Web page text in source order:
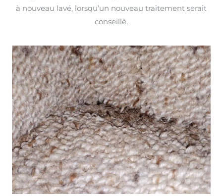
à nouveau lavé, lorsqu’un nouveau traitement serait
conseillé.